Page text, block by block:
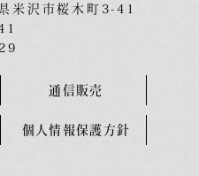
沢市桜木町3-41
通信販売
個人情報保護方針